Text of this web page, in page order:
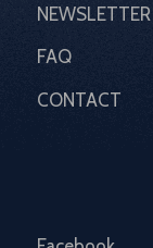
NEWSLETTER
FAQ
CONTACT